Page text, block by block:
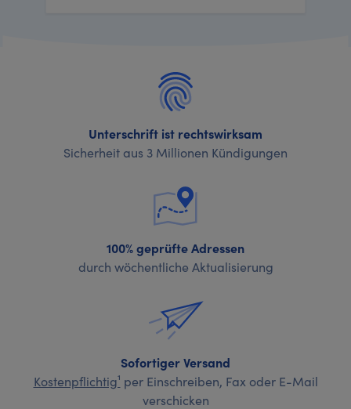
Unterschrift ist rechtswirksam
Sicherheit aus 3 Millionen Kündigungen
100% geprüfte Adressen
durch wöchentliche Aktualisierung
Sofortiger Versand
Kostenpflichtig¹ per Einschreiben, Fax oder E-Mail
verschicken